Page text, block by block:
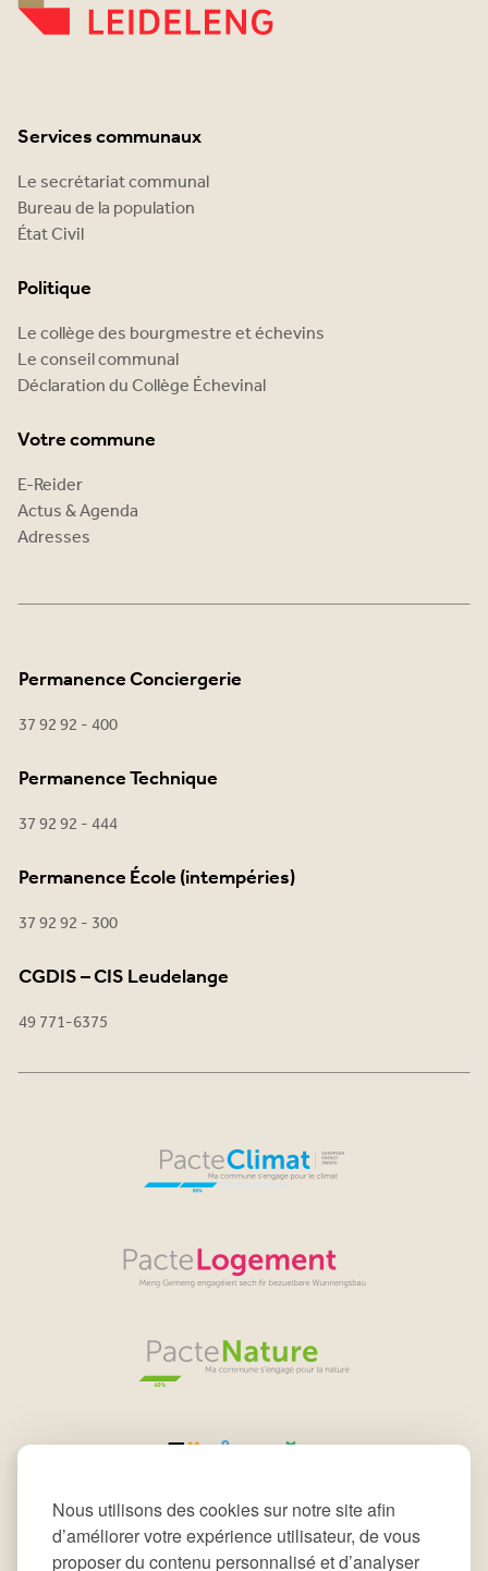
Nous utilisons des cookies sur notre site afin
d’améliorer votre expérience utilisateur, de vous
proposer du contenu personnalisé et d’analyser
Services communaux
Le secrétariat communal
Bureau de la population
État Civil
Politique
Le collège des bourgmestre et échevins
Le conseil communal
Déclaration du Collège Échevinal
Votre commune
E-Reider
Actus & Agenda
Adresses
Permanence Conciergerie
37 92 92 - 400
Permanence Technique
37 92 92 - 444
Permanence École (intempéries)
37 92 92 - 300
CGDIS – CIS Leudelange
49 771-6375